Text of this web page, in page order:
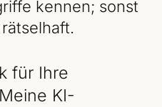
kennen; sonst
für Ihre
KI-